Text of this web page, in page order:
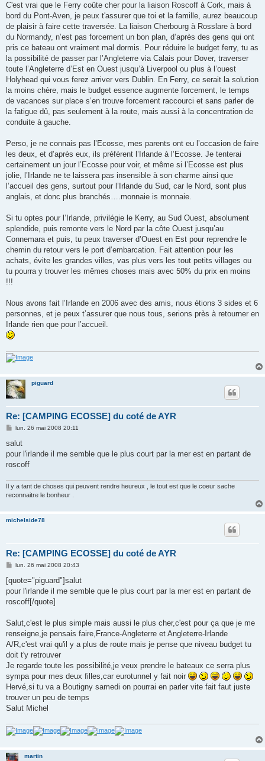
C'est vrai que le Ferry coûte cher pour la liaison Roscoff à Cork, mais à
bord du Pont-Aven, je peux t'assurer que toi et la famille, aurez beaucoup
de plaisir à faire cette traversée. La liaison Cherbourg à Rosslare à bord
du Normandy, n’est pas forcement un bon plan, d’après des gens qui ont
pris ce bateau ont vraiment mal dormis. Pour réduire le budget ferry, tu as
la possibilité de passer par l’Angleterre via Calais pour Dover, traverser
toute l’Angleterre d’Est en Ouest jusqu’à Liverpool ou plus à l’ouest
Holyhead qui vous ferez arriver vers Dublin. En Ferry, ce serait la solution
la moins chère, mais le budget essence augmente forcement, le temps
de vacances sur place s’en trouve forcement raccourci et sans parler de
la fatigue dû, pas seulement à la route, mais aussi à la concentration de
conduite à gauche.
Perso, je ne connais pas l’Ecosse, mes parents ont eu l’occasion de faire
les deux, et d’après eux, ils préfèrent l’Irlande à l’Ecosse. Je tenterai
certainement un jour l’Ecosse pour voir, et même si l’Ecosse est plus
jolie, l’Irlande ne te laissera pas insensible à son charme ainsi que
l’accueil des gens, surtout pour l’Irlande du Sud, car le Nord, sont plus
anglais, et donc plus branchés….monnaie is monnaie.
Si tu optes pour l’Irlande, privilégie le Kerry, au Sud Ouest, absolument
splendide, puis remonte vers le Nord par la côte Ouest jusqu’au
Connemara et puis, tu peux traverser d’Ouest en Est pour reprendre le
chemin du retour vers le port d’embarcation. Fait attention pour les
achats, évite les grandes villes, vas plus vers les tout petits villages ou
tu pourra y trouver les mêmes choses mais avec 50% du prix en moins
!!!
Nous avons fait l’Irlande en 2006 avec des amis, nous étions 3 sides et 6
personnes, et je peux t’assurer que nous tous, serions près à retourner en
Irlande rien que pour l’accueil.
piguard
Re: [CAMPING ECOSSE] du coté de AYR
M
s
a
g
lun. 26 mai 2008 20:11
salut
pour l'irlande il me semble que le plus court par la mer est en partant de
roscoff
Il y a tant de choses qui peuvent rendre heureux , le tout est que le coeur sache
reconnaitre le bonheur .
michelside78
Re: [CAMPING ECOSSE] du coté de AYR
M
s
a
g
lun. 26 mai 2008 20:43
[quote="piguard"]salut
pour l'irlande il me semble que le plus court par la mer est en partant de
roscoff[/quote]
Salut,c'est le plus simple mais aussi le plus cher,c'est pour ça que je me
renseigne,je pensais faire,France-Angleterre et Angleterre-Irlande
A/R,c'est vrai qu'il y a plus de route mais je pense que niveau budget tu
doit t'y retrouver
Je regarde toute les possibilité,je veux prendre le bateaux ce serra plus
sympa pour mes deux filles,car eurotunnel y fait noir
Hervé,si tu va a Boutigny samedi on pourrai en parler vite fait faut juste
trouver un peu de temps
Salut Michel
martin